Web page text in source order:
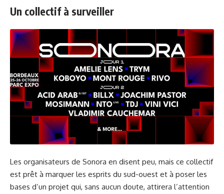
Un collectif à surveiller
Les organisateurs de Sonora en disent peu, mais ce collectif
est prêt à marquer les esprits du sud-ouest et à poser les
bases d’un projet qui, sans aucun doute, attirera l’attention